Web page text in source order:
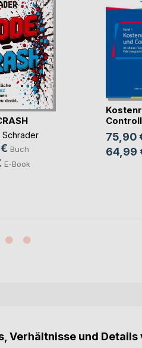
Schrader
Buch
E-Book
75,90
64,99
Verhältnisse und